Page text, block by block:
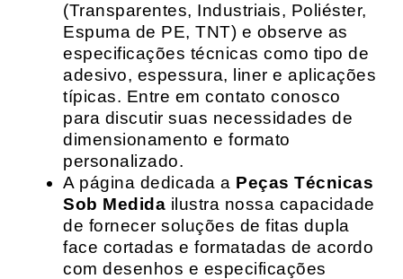
(Transparentes, Industriais, Poliéster,
Espuma de PE, TNT) e observe as
especificações técnicas como tipo de
adesivo, espessura, liner e aplicações
típicas. Entre em contato conosco
para discutir suas necessidades de
dimensionamento e formato
personalizado.
A página dedicada a Peças Técnicas
Sob Medida ilustra nossa capacidade
de fornecer soluções de fitas dupla
face cortadas e formatadas de acordo
com desenhos e especificações